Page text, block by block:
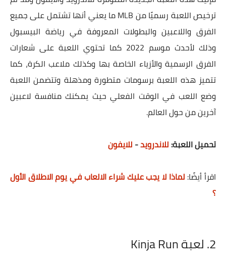
ترخيص اللعبة رسميًا من MLB ما يعني أنها تشتمل على جميع
الفرق واللاعبين والبطولات المعروفة في رياضة البيسبول
وذلك لأحدث موسم 2022 كما تحتوي اللعبة على شعارات
الفرق الرسمية والأزياء الخاصة بها وكذلك ملاعب الكرة، كما
تتميز هذه اللعبة برسومات متطورة ومذهلة وتتضمن اللعبة
وضع اللعب في الوقت الفعلي حيث يمكنك منافسة لاعبين
آخرين من حول العالم.
تحميل اللعبة: للاندرويد- للايفون
اقرأ أيضًا: لماذا لا يجب عليك شراء الالعاب في يوم الاطلاق الأول
؟
2. لعبة ‌Kinja Run